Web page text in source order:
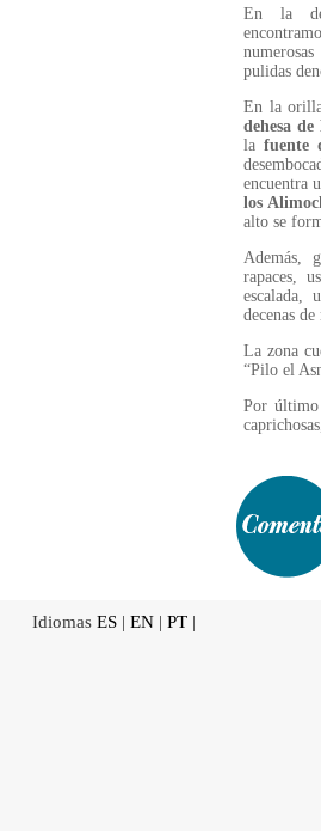
En la
pulidas
En la
dehesa de
lafuente
encuentra
los
alto se
Además,
rapaces,
escalada,
decenas
La zona
“Pilo el
Por
Idiomas ES | EN | PT |